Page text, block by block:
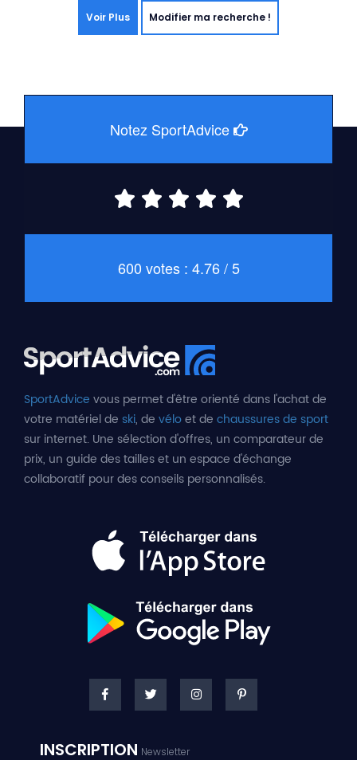
Voir Plus Modifier ma recherche !
Notez SportAdvice
600 votes : 4.76 / 5
SportAdvice vous permet d'être orienté dans l'achat de
votre matériel de ski, de véloet de chaussures de sport
sur internet. Une sélection d'offres, un comparateur de
prix, un guide des tailles et un espace d'échange
collaboratif pour des conseils personnalisés.
INSCRIPTION Newsletter